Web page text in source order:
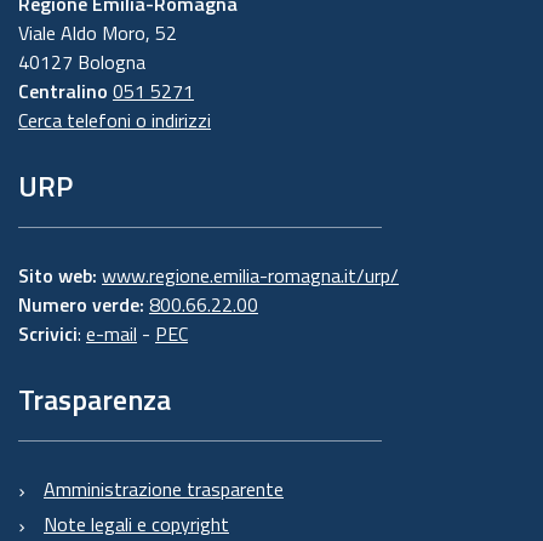
Viale Aldo Moro, 52
40127 Bologna
Centralino 051 5271
Cerca telefoni o indirizzi
URP
Sito web: www.regione.emilia-romagna.it/urp/
Numero verde: 800.66.22.00
Scrivici: e-mail - PEC
Trasparenza
Amministrazione trasparente
Note legali e copyright